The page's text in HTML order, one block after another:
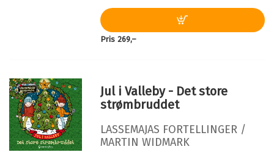
Julsabotören
LasseMajas fortellinger
Pris 269,–
Jul i Valleby - Det store
strømbruddet
LASSEMAJAS FORTELLINGER /
MARTIN WIDMARK